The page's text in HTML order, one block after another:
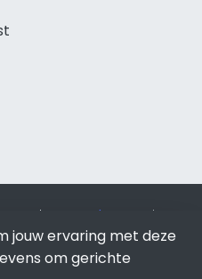
door SEO-bureau
Lion
bewezen resultaten?SEO
.Soest is onderdeel van Lion
jouw ervaring met deze
om gerichte